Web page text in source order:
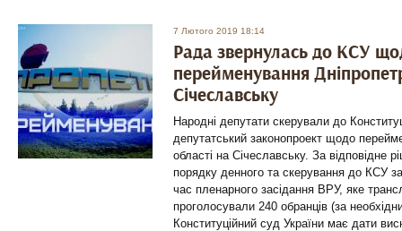
7 Лютого 2019 18:14
Рада звернулась до КСУ
перейменування
Січеславську
Народні депутати скерували до
депутатський законопроект щодо
області на Січеславську. За відповідне
порядку денного та скерування до КСУ
час пленарного засідання ВРУ, яке
проголосували 240 обранців (за
Конституційний суд України має дати